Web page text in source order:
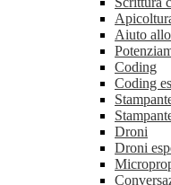
Aiuto
Coding
Coding
Droni
Droni